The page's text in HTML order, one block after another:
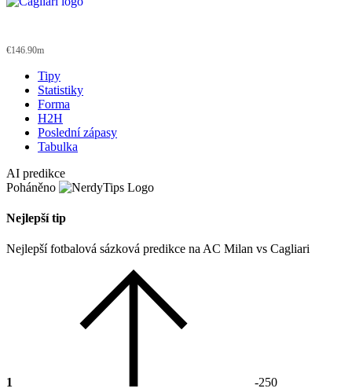
€146.90m
Tipy
Statistiky
Forma
H2H
Poslední zápasy
Tabulka
AI predikce
Poháněno
Nejlepší tip
Nejlepší fotbalová sázková predikce na AC Milan vs Cagliari
1
-250